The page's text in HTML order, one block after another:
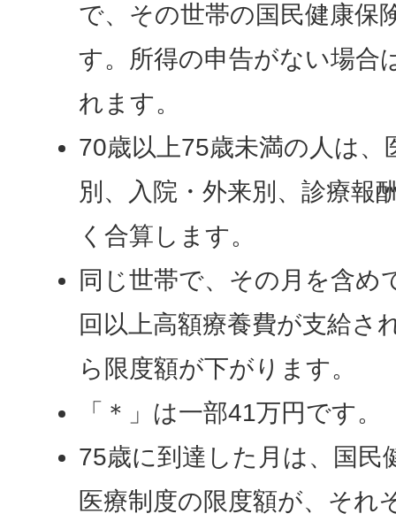
で、その世帯の国民健康保
す。所得の申告がない場合
れます。
70歳以上75歳未満の人は、
別、入院・外来別、診療報
く合算します。
同じ世帯で、その月を含め
回以上高額療養費が支給さ
ら限度額が下がります。
「＊」は一部41万円です。
75歳に到達した月は、国民
医療制度の限度額が、それ